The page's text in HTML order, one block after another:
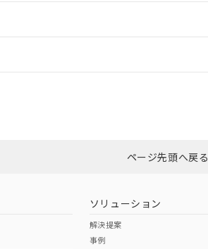
ダウンロードはこちらページ先頭へ戻る
ソリューション
解決提案
事例